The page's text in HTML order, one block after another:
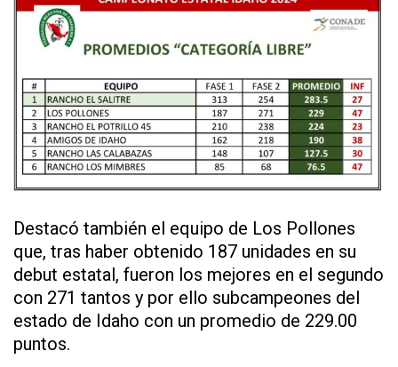
Destacó también el equipo de Los Pollones
que, tras haber obtenido 187 unidades en su
debut estatal, fueron los mejores en el segundo
con 271 tantos y por ello subcampeones del
estado de Idaho con un promedio de 229.00
puntos.